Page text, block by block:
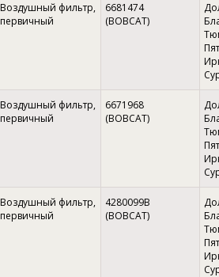
Воздушный фильтр,
первичный
6681474
(BOBCAT)
Воздушный фильтр,
первичный
6671968
(BOBCAT)
Воздушный фильтр,
первичный
4280099B
(BOBCAT)